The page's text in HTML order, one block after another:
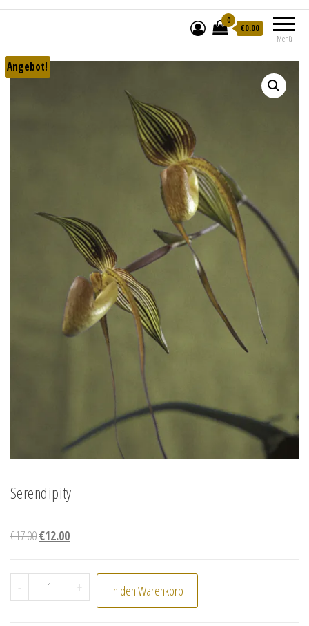
Menü
0
€0.00
Angebot!
Serendipity
€17.00Ursprünglicher Preis war: €17.00
€12.00Aktueller Preis ist: €12.00.
- Serendipity Menge
+ In den Warenkorb